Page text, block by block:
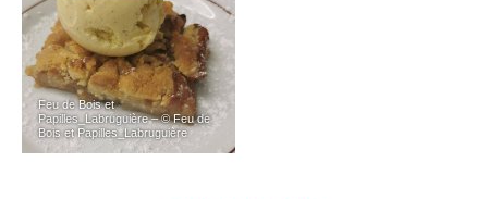
Feu de Bois et
Papilles_Labruguière – © Feu de
Bois et Papilles_Labruguière